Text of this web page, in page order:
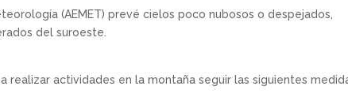
(AEMET) prevé cielos poco nubosos o despejados,
del suroeste.
realizar actividades en la montaña seguir las siguientes